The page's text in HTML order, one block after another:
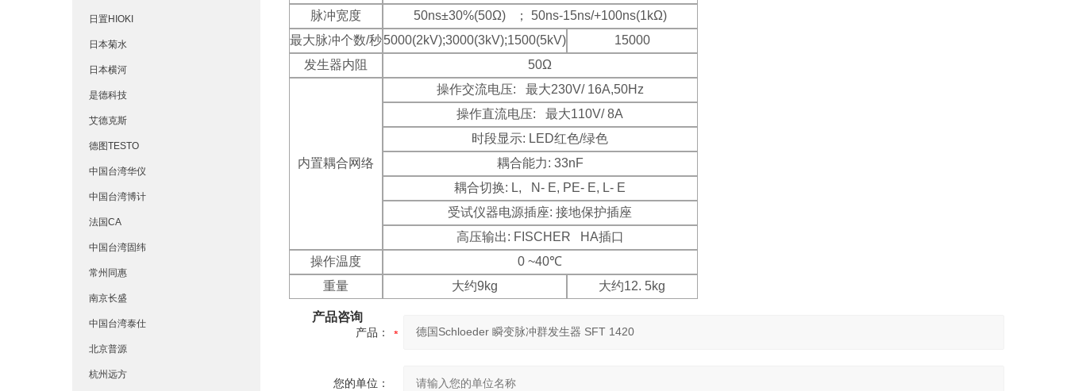
日置HIOKI
日本菊水
日本横河
是德科技
艾德克斯
德图TESTO
中国台湾华仪
中国台湾博计
法国CA
中国台湾固纬
常州同惠
南京长盛
中国台湾泰仕
北京普源
杭州远方
脉冲宽度
50ns±30%(50Ω) ； 50ns-15ns/+100ns(1kΩ)
最大脉冲个数/秒5000(2kV);3000(3kV);1500(5kV)
15000
发生器内阻
50Ω
内置耦合网络
操作交流电压: 最大230V/ 16A,50Hz
操作直流电压: 最大110V/ 8A
时段显示: LED红色/绿色
耦合能力: 33nF
耦合切换: L, N- E, PE- E, L- E
受试仪器电源插座: 接地保护插座
高压输出: FISCHER HA插口
操作温度
0 ~40℃
重量
大约9kg 大约12. 5kg
产品咨询
产品：
您的单位：